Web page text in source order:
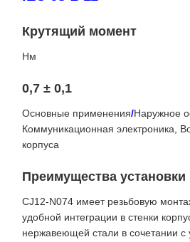
Крутящий момент
Нм
0,7 ± 0,1
Основные применения/Наружное
Коммуникационная электроника,
корпуса
Преимущества установки
CJ12-N074 имеет резьбовую
удобной интеграции в стенки
нержавеющей стали в сочетании с